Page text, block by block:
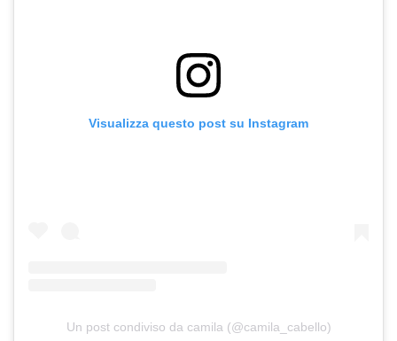
Visualizza questo post su Instagram
Un post condiviso da camila (@camila_cabello)